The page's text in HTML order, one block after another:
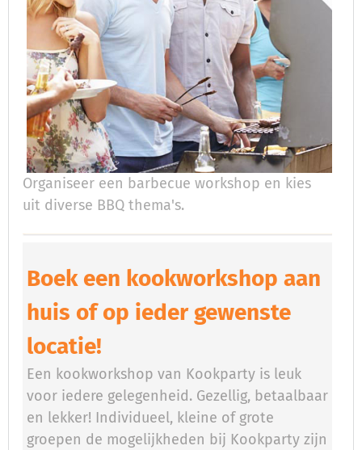
Organiseer een barbecue workshop en kies
uit diverse BBQ thema's.
Boek een kookworkshop aan
huis of op ieder gewenste
locatie!
Een kookworkshop van Kookparty is leuk
voor iedere gelegenheid. Gezellig, betaalbaar
en lekker! Individueel, kleine of grote
groepen de mogelijkheden bij Kookparty zijn